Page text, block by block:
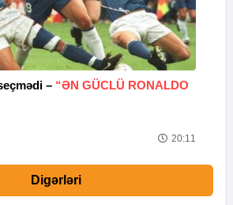
– “ƏN GÜCLÜ RONALDO
20:11
Digərləri